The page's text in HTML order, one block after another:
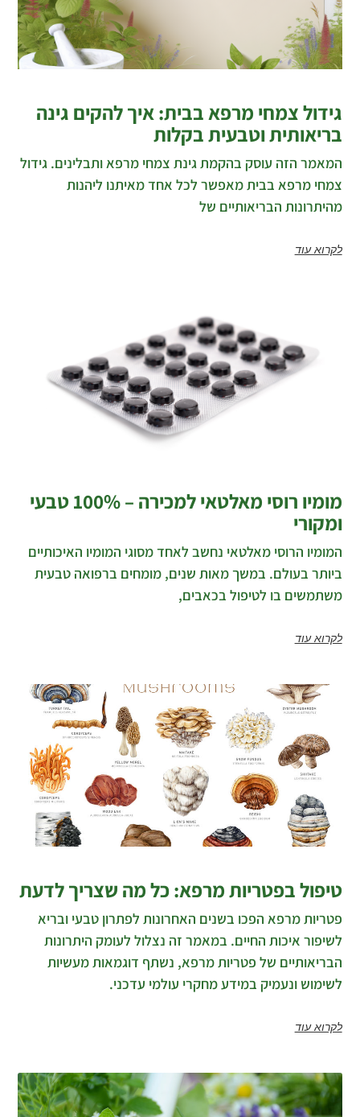
גידול צמחי מרפא בבית: איך להקים גינה
בריאותית וטבעית בקלות
המאמר הזה עוסק בהקמת גינת צמחי מרפא ותבלינים. גידול
צמחי מרפא בבית מאפשר לכל אחד מאיתנו ליהנות
מהיתרונות הבריאותיים של
לקרוא עוד
מומיו רוסי מאלטאי למכירה – 100% טבעי
ומקורי
המומיו הרוסי מאלטאי נחשב לאחד מסוגי המומיו האיכותיים
ביותר בעולם. במשך מאות שנים, מומחים ברפואה טבעית
משתמשים בו לטיפול בכאבים,
לקרוא עוד
טיפול בפטריות מרפא: כל מה שצריך לדעת
פטריות מרפא הפכו בשנים האחרונות לפתרון טבעי ובריא
לשיפור איכות החיים. במאמר זה נצלול לעומק היתרונות
הבריאותיים של פטריות מרפא, נשתף דוגמאות מעשיות
לשימוש ונעמיק במידע מחקרי עולמי עדכני.
לקרוא עוד